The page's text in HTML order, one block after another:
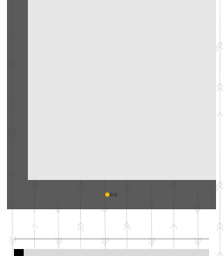
明日(11月6日)午後3時～5
階会議室にてGOの説明会
最新記事